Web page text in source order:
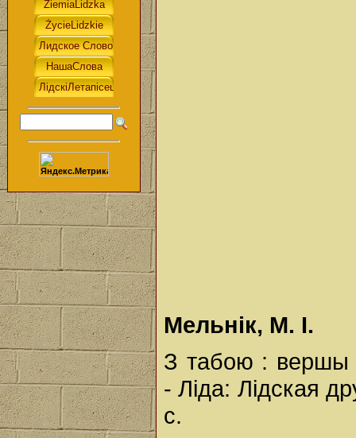
Мельнік, М. І.
З табою : вершы
- Ліда: Лідская
с.